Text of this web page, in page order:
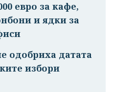
евро за кафе,
и ядки за
одобриха датата
избори